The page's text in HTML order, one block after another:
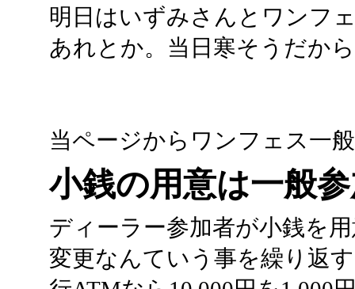
明日はいずみさんとワンフ
あれとか。当日寒そうだか
当ページからワンフェス一
小銭の用意は一般
ディーラー参加者が小銭を
変更なんていう事を繰り返